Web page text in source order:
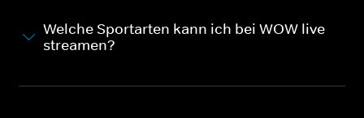
Welche Sportarten kann ich bei WOW live
streamen?